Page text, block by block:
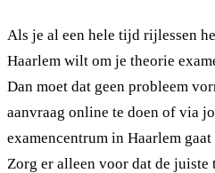
Als je al een hele tijd rijlessen
Haarlem wilt om je theorie
Dan moet dat geen probleem
aanvraag online te doen of via
examencentrum in Haarlem
Zorg er alleen voor dat de juiste